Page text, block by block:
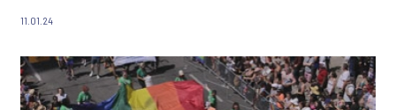
11.01.24